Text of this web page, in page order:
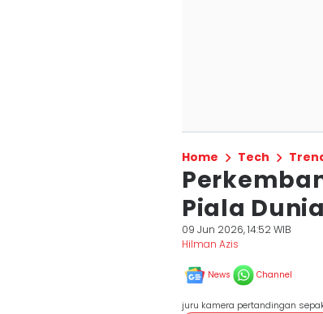
Home Tech
Piala
09 Jun 2026, 14:52 WIB
Hilman Azis
News Channel
juru kamera pertandingan